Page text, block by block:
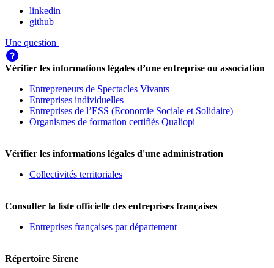
linkedin
github
Une question
Vérifier les informations légales d’une entreprise ou association
Entrepreneurs de Spectacles Vivants
Entreprises individuelles
Entreprises de l’ESS (Economie Sociale et Solidaire)
Organismes de formation certifiés Qualiopi
Vérifier les informations légales d'une administration
Collectivités territoriales
Consulter la liste officielle des entreprises françaises
Entreprises françaises par département
Répertoire Sirene